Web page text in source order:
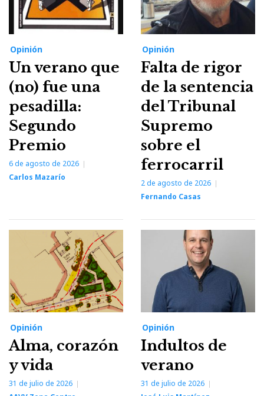
Opinión
Un verano que
(no) fue una
pesadilla:
Segundo
Premio
6 de agosto de 2026
Carlos Mazarío
Opinión
Falta de rigor
de la sentencia
del Tribunal
Supremo
sobre el
ferrocarril
2 de agosto de 2026
Fernando Casas
Opinión
Alma, corazón
y vida
31 de julio de 2026
Opinión
Indultos de
verano
31 de julio de 2026